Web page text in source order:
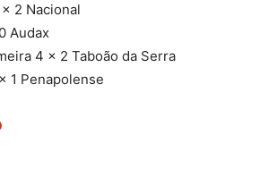
2 Nacional
Audax
4 x 2 Taboão da Serra
1 Penapolense